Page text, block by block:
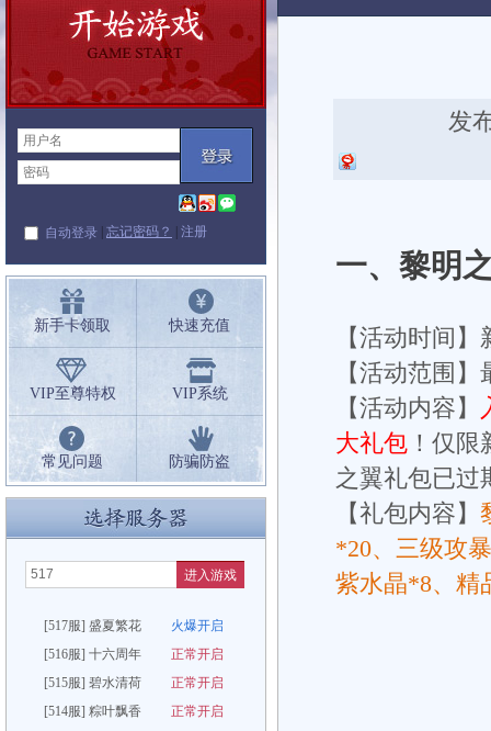
自动登录 | 忘记密码？ | 注册
新手卡领取 快速充值
VIP至尊特权 VIP系统
常见问题 防骗防盗
进入游戏
[517服] 盛夏繁花
火爆开启
[516服] 十六周年
正常开启
[515服] 碧水清荷
正常开启
[514服] 粽叶飘香
正常开启
动
发
一、黎明
【活动时间
【活动范围】
【活动内容】
大礼包 ！仅
之翼礼包已过
【礼包内容】
*20、三级攻
紫水晶*8、精